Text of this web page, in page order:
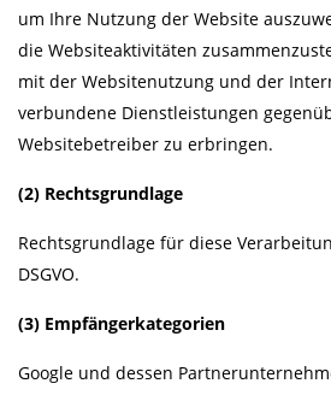
um Ihre Nutzung der Website
die Websiteaktivitäten
mit der Websitenutzung und der
verbundene Dienstleistungen
Websitebetreiber zu erbringen.
(2) Rechtsgrundlage
Rechtsgrundlage für diese
DSGVO.
(3) Empfängerkategorien
Google und dessen